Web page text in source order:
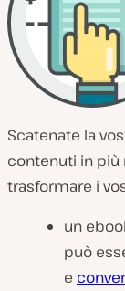
Scatenate la
contenuti in più
trasformare i
un
può
e